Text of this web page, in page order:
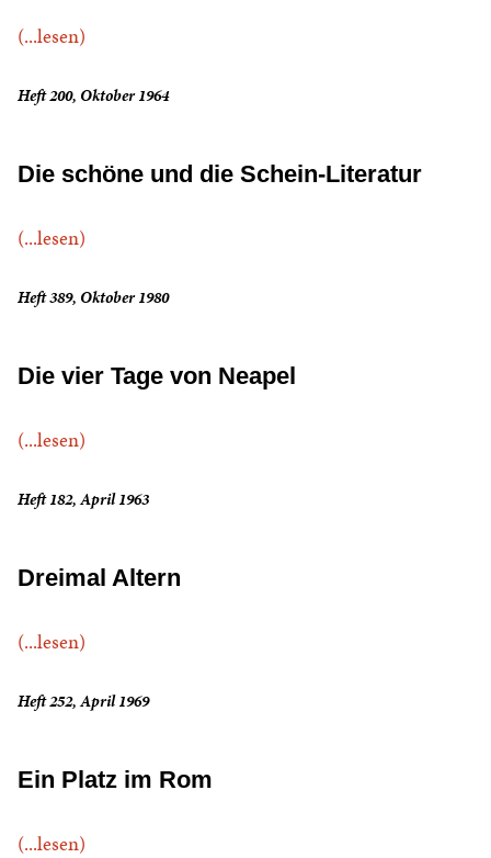
(...lesen)
Heft 200, Oktober 1964
Die schöne und die Schein-Literatur
(...lesen)
Heft 389, Oktober 1980
Die vier Tage von Neapel
(...lesen)
Heft 182, April 1963
Dreimal Altern
(...lesen)
Heft 252, April 1969
Ein Platz im Rom
(...lesen)